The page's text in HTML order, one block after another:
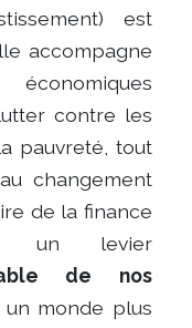
est
accompagne
contre les
pauvreté, tout
changement
de la finance
un levier
de nos
monde plus